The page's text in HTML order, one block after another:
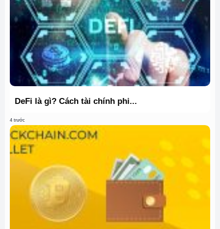
DeFi là gì? Cách tài chính phi...
4 trước